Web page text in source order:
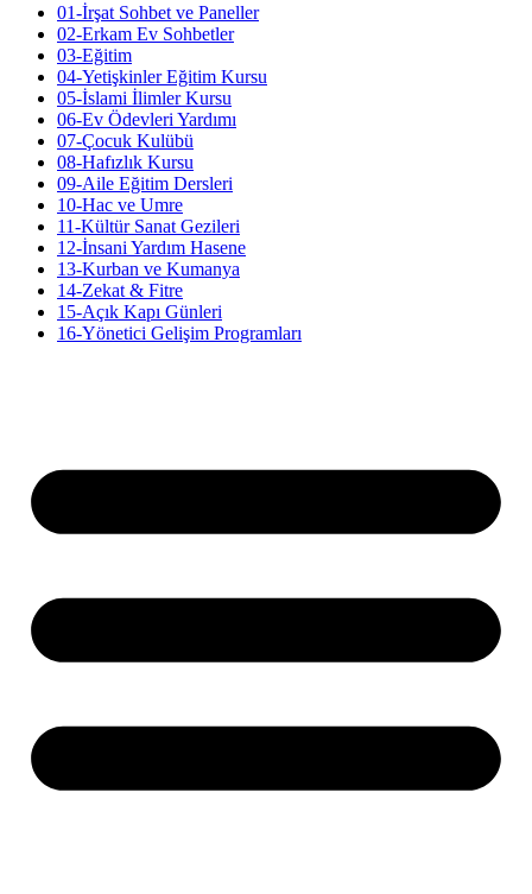
01-İrşat Sohbet ve Paneller
02-Erkam Ev Sohbetler
03-Eğitim
04-Yetişkinler Eğitim Kursu
05-İslami İlimler Kursu
06-Ev Ödevleri Yardımı
07-Çocuk Kulübü
08-Hafızlık Kursu
09-Aile Eğitim Dersleri
10-Hac ve Umre
11-Kültür Sanat Gezileri
12-İnsani Yardım Hasene
13-Kurban ve Kumanya
14-Zekat & Fitre
15-Açık Kapı Günleri
16-Yönetici Gelişim Programları